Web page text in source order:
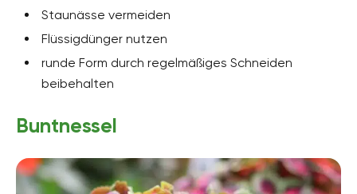
Staunässe vermeiden
Flüssigdünger nutzen
runde Form durch regelmäßiges Schneiden
beibehalten
Buntnessel